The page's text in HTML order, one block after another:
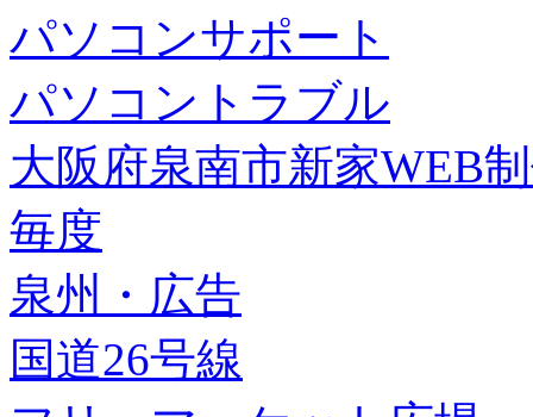
パソコンサポート
パソコントラブル
大阪府泉南市新家WEB
毎度
泉州・広告
国道26号線